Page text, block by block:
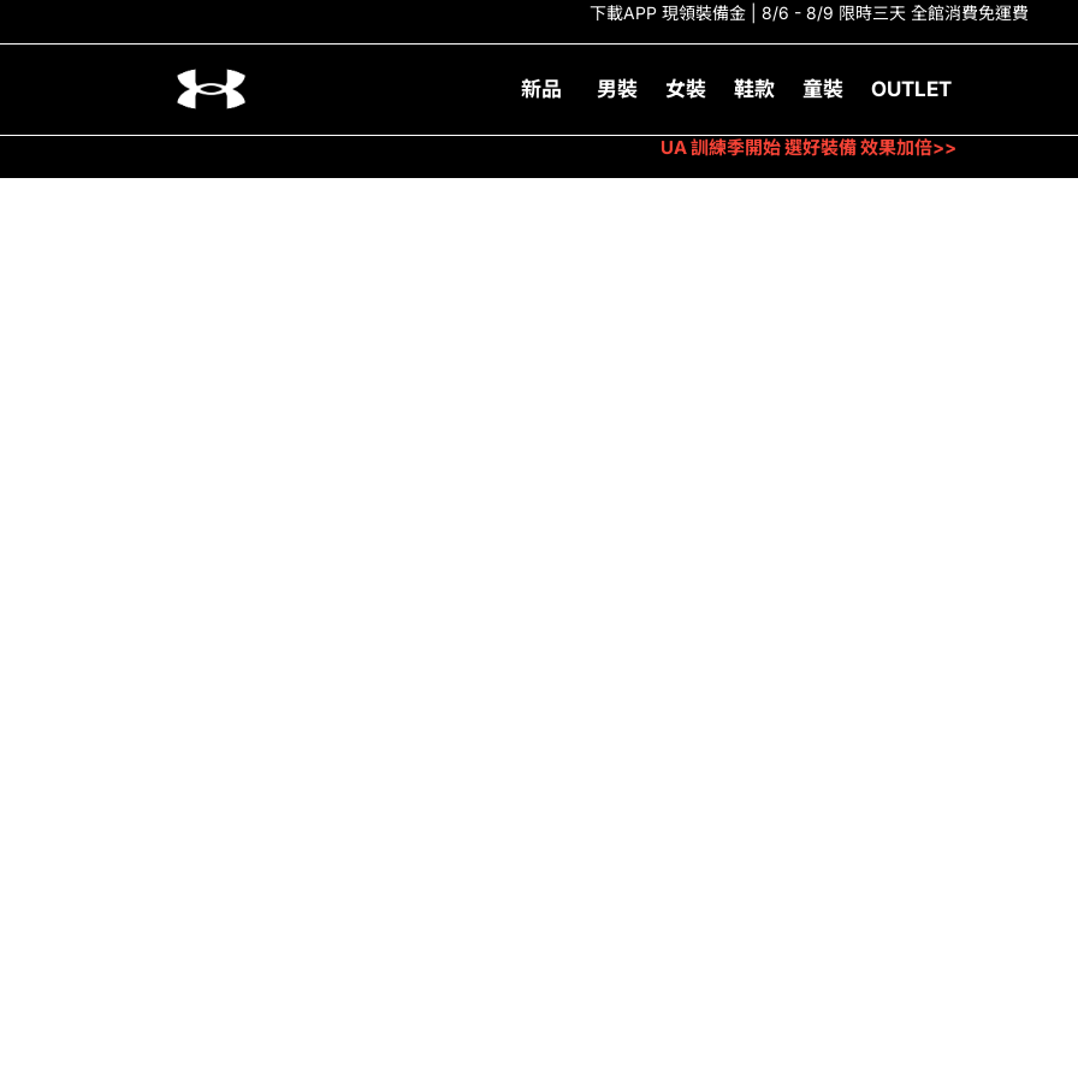
下載APP 現領裝備金 | 8/6 - 8/9 限時三天 全館消費免運費
新品 男裝 女裝 鞋款 童裝 OUTLET
UA 訓練季開始 選好裝備 效果加倍>>